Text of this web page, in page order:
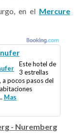
en el Mercure
Este hotel de
3 estrellas
pocos pasos del
Mas
- Nuremberg